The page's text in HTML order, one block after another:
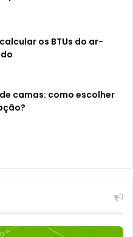
os BTUs do ar-
camas: como escolher